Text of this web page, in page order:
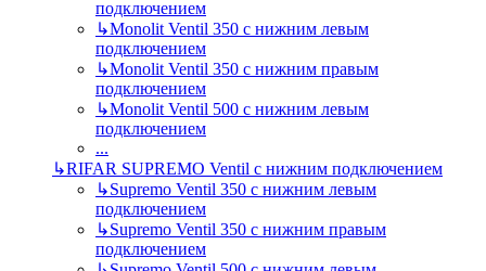
подключением
↳Monolit Ventil 350 с нижним левым
подключением
↳Monolit Ventil 350 с нижним правым
подключением
↳Monolit Ventil 500 с нижним левым
подключением
...
↳RIFAR SUPREMO Ventil с нижним подключением
↳Supremo Ventil 350 с нижним левым
подключением
↳Supremo Ventil 350 с нижним правым
подключением